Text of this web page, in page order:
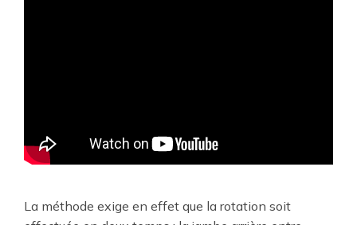
La méthode exige en effet que la rotation soit